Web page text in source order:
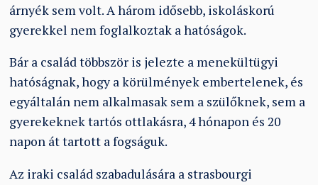
árnyék sem volt. A három idősebb, iskoláskorú
gyerekkel nem foglalkoztak a hatóságok.
Bár a család többször is jelezte a menekültügyi
hatóságnak, hogy a körülmények embertelenek, és
egyáltalán nem alkalmasak sem a szülőknek, sem a
gyerekeknek tartós ottlakásra, 4 hónapon és 20
napon át tartott a fogságuk.
Az iraki család szabadulására a strasbourgi